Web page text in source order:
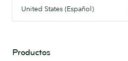
United States (Español)
Productos